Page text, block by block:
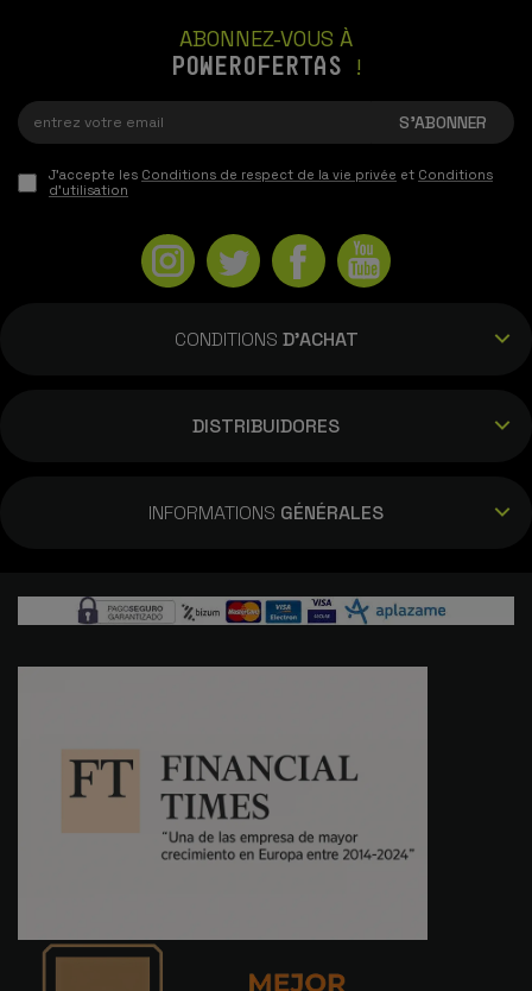
Tu es le meilleur, toujours avec toi 💯❤️‍🩹 -
12GB/512GB, Bleu
FRANCISCO JOSE SORIANO LLORET
top ten - 12GB/512GB, Gris
12/11/2025
appareil photo, tout est parfait et surtout
MADLM
rapide, le produit en parfait état et à un prix
très compétitif. Sur un site à moitié pirate
ABONNEZ-VOUS À
POWEROFERTAS !
J'accepte les Conditions de respect de la vie privée et Conditions
d'utilisation
CONDITIONS D'ACHAT
DISTRIBUIDORES
INFORMATIONS GÉNÉRALES